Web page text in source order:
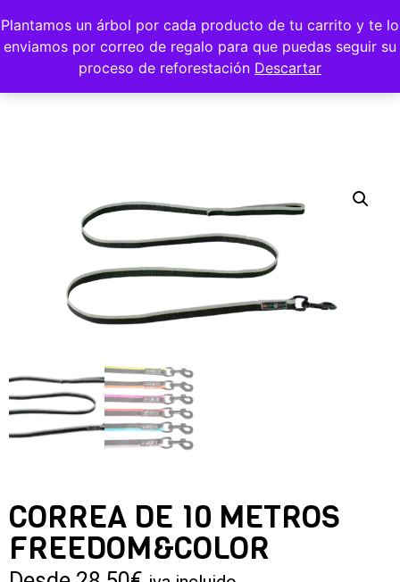
Plantamos un árbol por cada producto de tu carrito y te lo
enviamos por correo de regalo para que puedas seguir su
proceso de reforestación Descartar
CORREA DE 10 METROS
FREEDOM&COLOR